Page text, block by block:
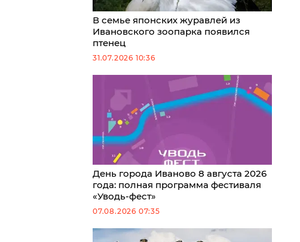
В семье японских журавлей из
Ивановского зоопарка появился
птенец
31.07.2026 10:36
День города Иваново 8 августа 2026
года: полная программа фестиваля
«Уводь-фест»
07.08.2026 07:35